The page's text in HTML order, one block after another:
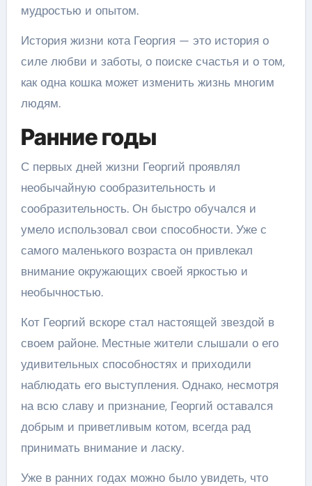
мудростью и опытом.
История жизни кота Георгия — это история о
силе любви и заботы, о поиске счастья и о том,
как одна кошка может изменить жизнь многим
людям.
Ранние годы
С первых дней жизни Георгий проявлял
необычайную сообразительность и
сообразительность. Он быстро обучался и
умело использовал свои способности. Уже с
самого маленького возраста он привлекал
внимание окружающих своей яркостью и
необычностью.
Кот Георгий вскоре стал настоящей звездой в
своем районе. Местные жители слышали о его
удивительных способностях и приходили
наблюдать его выступления. Однако, несмотря
на всю славу и признание, Георгий оставался
добрым и приветливым котом, всегда рад
принимать внимание и ласку.
Уже в ранних годах можно было увидеть, что